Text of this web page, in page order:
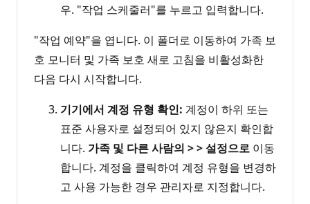
우. "작업 스케줄러"를 누르고 입력합니다.
"작업 예약"을 엽니다. 이 폴더로 이동하여 가족 보
호 모니터 및 가족 보호 새로 고침을 비활성화한
다음 다시 시작합니다.
기기에서 계정 유형 확인: 계정이 하위 또는
표준 사용자로 설정되어 있지 않은지 확인합
니다. 가족 및 다른 사람의 > > 설정으로 이동
합니다. 계정을 클릭하여 계정 유형을 변경하
고 사용 가능한 경우 관리자로 지정합니다.